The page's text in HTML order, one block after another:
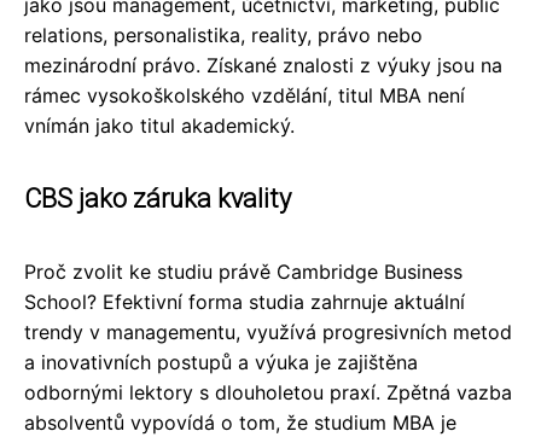
jako jsou management, účetnictví, marketing, public
relations, personalistika, reality, právo nebo
mezinárodní právo. Získané znalosti z výuky jsou na
rámec vysokoškolského vzdělání, titul MBA není
vnímán jako titul akademický.
CBS jako záruka kvality
Proč zvolit ke studiu právě Cambridge Business
School? Efektivní forma studia zahrnuje aktuální
trendy v managementu, využívá progresivních metod
a inovativních postupů a výuka je zajištěna
odbornými lektory s dlouholetou praxí. Zpětná vazba
absolventů vypovídá o tom, že studium MBA je